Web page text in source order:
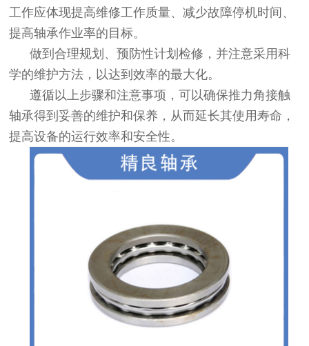
工作应体现提高维修工作质量、减少故障停机时间、
提高轴承作业率的目标。
做到合理规划、预防性计划检修，并注意采用科
学的维护方法，以达到效率的最大化。
遵循以上步骤和注意事项，可以确保推力角接触
轴承得到妥善的维护和保养，从而延长其使用寿命，
提高设备的运行效率和安全性。